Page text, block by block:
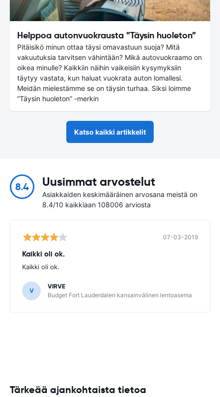
Helppoa autonvuokrausta ”Täysin huoleton”
Pitäisikö minun ottaa täysi omavastuun suoja? Mitä
vakuutuksia tarvitsen vähintään? Mikä autovuokraamo on
oikea minulle? Kaikkiin näihin vaikeisiin kysymyksiin
täytyy vastata, kun haluat vuokrata auton lomallesi.
Meidän mielestämme se on täysin turhaa. Siksi loimme
”Täysin huoleton” -merkin
Katso kaikki artikkelit
8.4 Uusimmat arvostelut
Asiakkaiden keskimääräinen arvosana meistä on
8.4/10 kaikkiaan 108006 arviosta
07-03-2019
Kaikki oli ok.
Kaikki oli ok.
V
VIRVE
Budget Fort Lauderdalen kansainvälinen lentoasema
Tärkeää ajankohtaista tietoa